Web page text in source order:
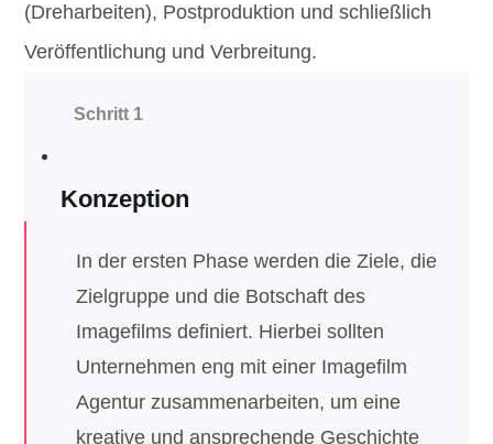
(Dreharbeiten), Postproduktion und schließlich
Veröffentlichung und Verbreitung.
Schritt 1
Konzeption
In der ersten Phase werden die Ziele, die
Zielgruppe und die Botschaft des
Imagefilms definiert. Hierbei sollten
Unternehmen eng mit einer Imagefilm
Agentur zusammenarbeiten, um eine
kreative und ansprechende Geschichte